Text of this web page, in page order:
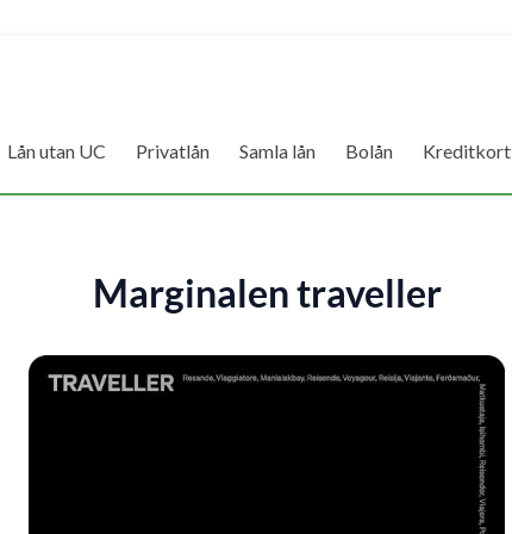
Lån utan UC Privatlån Samla lån Bolån Kreditkort
Marginalen traveller